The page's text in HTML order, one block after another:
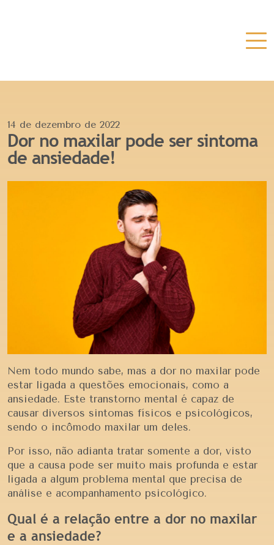
14 de dezembro de 2022
Dor no maxilar pode ser sintoma
de ansiedade!
Nem todo mundo sabe, mas a dor no maxilar pode
estar ligada a questões emocionais, como a
ansiedade. Este transtorno mental é capaz de
causar diversos sintomas físicos e psicológicos,
sendo o incômodo maxilar um deles.
Por isso, não adianta tratar somente a dor, visto
que a causa pode ser muito mais profunda e estar
ligada a algum problema mental que precisa de
análise e acompanhamento psicológico.
Qual é a relação entre a dor no maxilar
e a ansiedade?